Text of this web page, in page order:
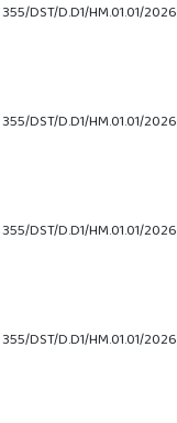
DST/D.D1/HM.01.01/2026
DST/D.D1/HM.01.01/2026
DST/D.D1/HM.01.01/2026
DST/D.D1/HM.01.01/2026